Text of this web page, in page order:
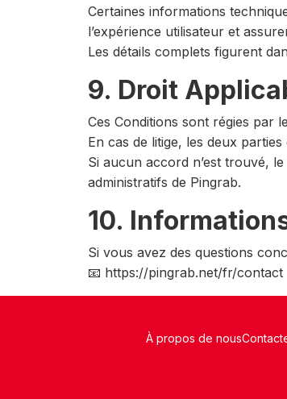
Certaines informations
l’expérience utilisateur et
Les détails complets figurent
9. Droit
Ces Conditions sont régies par
En cas de litige, les deux
Si aucun accord n’est trouvé,
administratifs de Pingrab.
10.
Si vous avez des questions
📧 https://pingrab.net/fr/contact
À propos de nous